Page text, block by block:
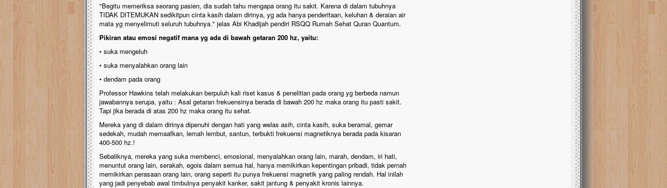
"Begitu memeriksa seorang pasien, dia sudah tahu mengapa orang itu sakit. Karena di dalam tubuhnya
TIDAK DITEMUKAN sedikitpun cinta kasih dalam dirinya, yg ada hanya penderitaan, keluhan & deraian air
mata yg menyelimuti seluruh tubuhnya." jelas Abi Khadijah pendiri RSQQ Rumah Sehat Quran Quantum.
Pikiran atau emosi negatif mana yg ada di bawah getaran 200 hz, yaitu:
• suka mengeluh
• suka menyalahkan orang lain
• dendam pada orang
Professor Hawkins telah melakukan berpuluh kali riset kasus & penelitian pada orang yg berbeda namun
jawabannya serupa, yaitu : Asal getaran frekuensinya berada di bawah 200 hz maka orang itu pasti sakit.
Tapi jika berada di atas 200 hz maka orang itu sehat.
Mereka yang di dalam dirinya dipenuhi dengan hati yang welas asih, cinta kasih, suka beramal, gemar
sedekah, mudah memaafkan, lemah lembut, santun, terbukti frekuensi magnetiknya berada pada kisaran
400-500 hz.!
Sebaliknya, mereka yang suka membenci, emosional, menyalahkan orang lain, marah, dendam, iri hati,
menuntut orang lain, serakah, egois dalam semua hal, hanya memikirkan kepentingan pribadi, tidak pernah
memikirkan perasaan orang lain, orang seperti itu punya frekuensi magnetik yang paling rendah. Hal inilah
yang jadi penyebab awal timbulnya penyakit kanker, sakit jantung & penyakit kronis lainnya.